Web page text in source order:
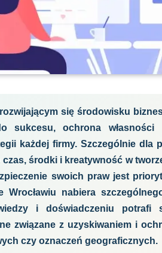
się środowisku
sukcesu, ochrona własności
każdej firmy. Szczególnie dla
czas, środki i kreatywność w
swoich praw jest
Wrocławiu nabiera
i doświadczeniu potrafi
związane z uzyskiwaniem i
czy oznaczeń geograficznych.